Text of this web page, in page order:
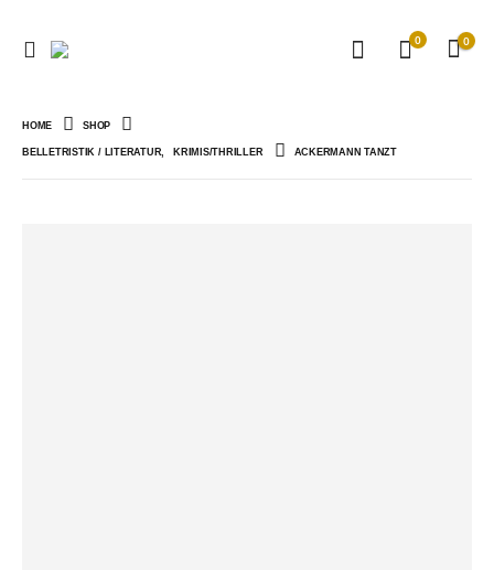
0 0
HOME SHOP
BELLETRISTIK / LITERATUR, KRIMIS/THRILLER ACKERMANN TANZT